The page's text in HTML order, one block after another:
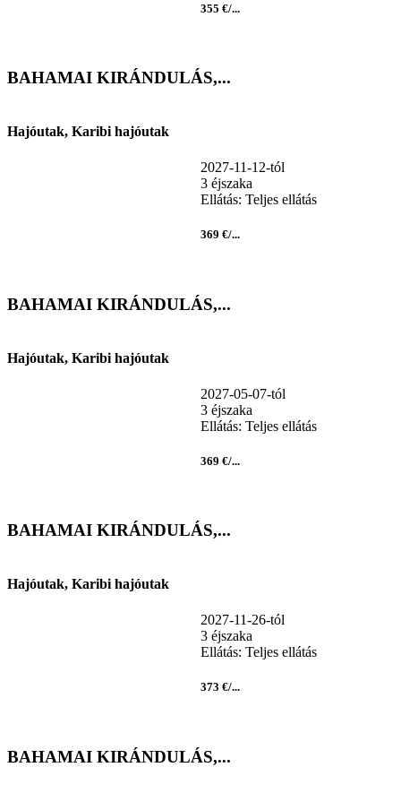
355 €/...
BAHAMAI KIRÁNDULÁS,...
Hajóutak, Karibi hajóutak
2027-11-12-tól
3 éjszaka
Ellátás: Teljes ellátás
369 €/...
BAHAMAI KIRÁNDULÁS,...
Hajóutak, Karibi hajóutak
2027-05-07-tól
3 éjszaka
Ellátás: Teljes ellátás
369 €/...
BAHAMAI KIRÁNDULÁS,...
Hajóutak, Karibi hajóutak
2027-11-26-tól
3 éjszaka
Ellátás: Teljes ellátás
373 €/...
BAHAMAI KIRÁNDULÁS,...